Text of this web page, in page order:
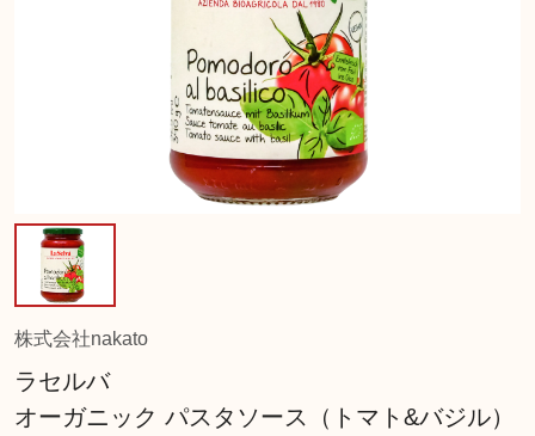
株式会社nakato
ラセルバ
オーガニック パスタソース（トマト&バジル）